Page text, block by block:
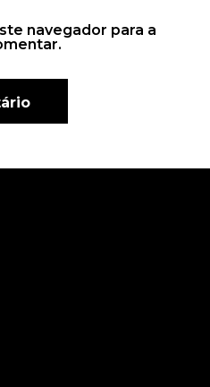
navegador para a